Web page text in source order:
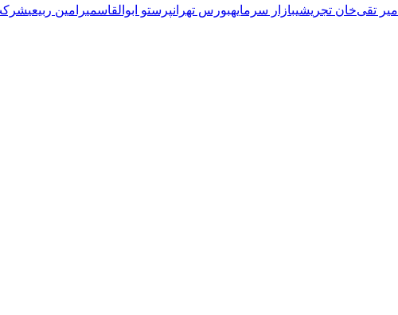
امیر تقی‌خان تجریشیبازار سرمایهبورس تهرانپرستو ابوالقاسمیرامین ربیعی